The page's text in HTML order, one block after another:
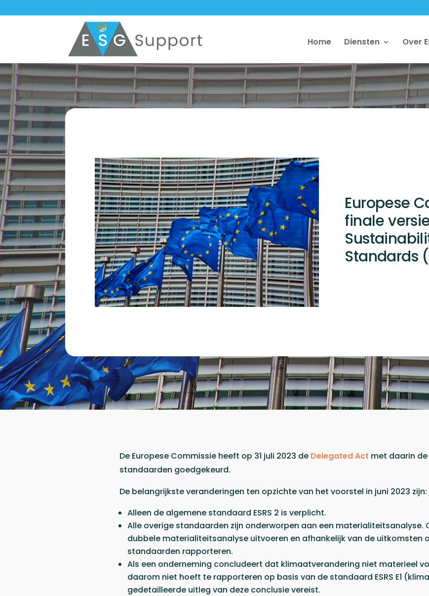
Home Diensten Over
Europese
finale
Standards
De Europese Commissie heeft op 31 juli 2023 de Delegated Act met daarin de
standaarden goedgekeurd.
De belangrijkste veranderingen ten opzichte van het voorstel in juni 2023 zijn:
Alleen de algemene standaard ESRS 2 is verplicht.
Alle overige standaarden zijn onderworpen aan een materialiteitsanalyse.
dubbele materialiteitsanalyse uitvoeren en afhankelijk van de uitkomsten
standaarden rapporteren.
Als een onderneming concludeert dat klimaatverandering niet materieel
daarom niet hoeft te rapporteren op basis van de standaard ESRS E1
gedetailleerde uitleg van deze conclusie vereist.